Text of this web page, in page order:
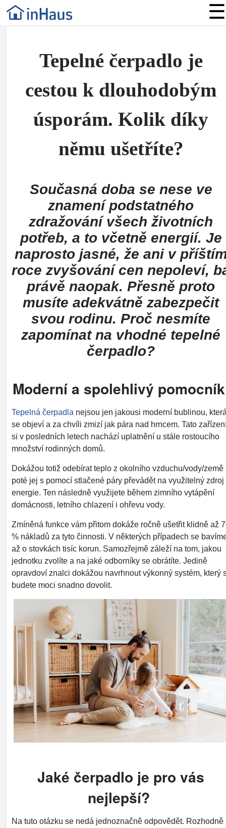
☰
Tepelné čerpadlo je
cestou k dlouhodobým
úsporám. Kolik díky
němu ušetříte?
Současná doba se nese ve
znamení podstatného
zdražování všech životních
potřeb, a to včetně energií. Je
naprosto jasné, že ani v
roce zvyšování cen nepoleví,
právě naopak. Přesně proto
musíte adekvátně zabezpečit
svou rodinu. Proč nesmíte
zapomínat na vhodné tepelné
čerpadlo?
Moderní a spolehlivý
Tepelná čerpadla nejsou jen jakousi moderní bublinou,
se objeví a za chvíli zmizí jak pára nad hrncem. Tato
si v posledních letech nachází uplatnění u stále rostoucího
množství rodinných domů.
Dokážou totiž odebírat teplo z okolního vzduchu/vody/země
poté jej s pomocí stlačené páry převádět na využitelný zdroj
energie. Ten následně využijete během zimního vytápění
domácnosti, letního chlazení i ohřevu vody.
Zmíněná funkce vám přitom dokáže ročně ušetřit klidně až
% nákladů za tyto činnosti. V některých případech se
až o stovkách tisíc korun. Samozřejmě záleží na tom, jakou
jednotku zvolíte a na jaké odborníky se obrátíte. Jedině
opravdoví znalci dokážou navrhnout výkonný systém, který
budete moci snadno dovolit.
Jaké čerpadlo je pro vás
nejlepší?
Na tuto otázku se nedá jednoznačně odpovědět. Rozhodně